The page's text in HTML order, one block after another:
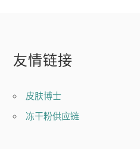
友情链接
皮肤博士
冻干粉供应链